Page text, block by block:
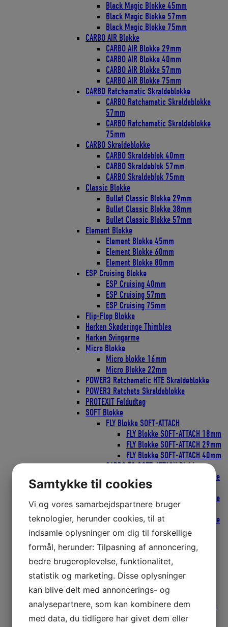
Black Magic Blokke 45mm
Black Magic Blokke 57mm
Black Magic Blokke 75mm
CARBO AIR Blokke
CARBO AIR Blokke 29mm
CARBO AIR Blokke 40mm
CARBO AIR Blokke 57mm
CARBO AIR Blokke 75mm
CARBO Ratchamatic Skraldeblokke
CARBO Ratchamatic Skraldeblokke
57mm
CARBO Ratchamatic Skraldeblokke
75mm
CARBO Skraldeblokke
CARBO Skraldeblok 40mm
CARBO Skraldeblok 57mm
CARBO Skraldeblok 75mm
Classic Blokke
Bullet Classic Blokke 29mm
Bullet Classic Blokke 38mm
Bullet Classic Blokke 57mm
Element Blokke
Element Blokke 45mm
Element Blokke 60mm
Element Blokke 80mm
ESP Cruising Blokke
ESP Cruising 40mm
ESP Cruising 57mm
ESP Cruising 75mm
Flip-Flop Blokke
Harken Skøderinge Thimbles
Harken Svingarme
Micro Blokke
Micro blokke 16mm
Micro Blokke 22mm
POWER3 Ratchamatic HTE Skraldeblokke
POWER3 Ratchets Skraldeblokke
PROTEXIT Faldudtag
SOFT Blokke
FLY Blokke SOFT-ATTACH
FLY Blokke SOFT-ATTACH 18mm
FLY Blokke SOFT-ATTACH 29mm
FLY Blokke SOFT-ATTACH 40mm
CARBO T2 SOFT-ATTACH Blokke
CARBO T2 SOFT-ATTACH Blokke
29mm
CARBO T2 SOFT-ATTACH Blokke
40mm
CARBO T2 SOFT-ATTACH Blokke
57mm
T2 LOOP Blokke
T2 LOOP Blokke 40mm
T2 LOOP Blokke 57mm
T2 SOFT RATCHAMATIC Blokke
T2 SOFT TATCHAMATIC Blokke
40mm
T2 SOFT RATCHAMATIC Blokke
57mm
Samtykke til cookies
Vi og vores samarbejdspartnere bruger
teknologier, herunder cookies, til at
indsamle oplysninger om dig til forskellige
formål, herunder: Tilpasning af annoncering,
bedre brugeroplevelse, funktionalitet,
statistik og marketing. Disse oplysninger
kan blive delt med annoncerings- og
analysepartnere, som kan kombinere dem
med data, du tidligere har givet dem eller